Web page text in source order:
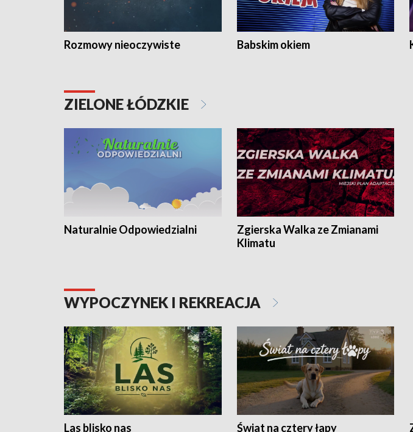
Rozmowy nieoczywiste Babskim okiem
ZIELONE ŁÓDZKIE
Naturalnie Odpowiedzialni
Zgierska Walka ze Zmianami
Klimatu
WYPOCZYNEK I REKREACJA
Las blisko nas Świat na cztery łapy